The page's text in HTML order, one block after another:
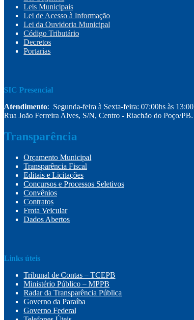
Leis Municipais
Lei de Acesso à Informação
Lei da Ouvidoria Municipal
Código Tributário
Decretos
Portarias
SIC Presencial
Atendimento: Segunda-feira à Sexta-feira: 07:00hs às
Rua João Ferreira Alves, S/N, Centro - Riachão do Poço/PB.
Transparência
Orçamento Municipal
Transparência Fiscal
Editais e Licitações
Concursos e Processos Seletivos
Convênios
Contratos
Frota Veicular
Dados Abertos
Links úteis
Tribunal de Contas – TCEPB
Ministério Público – MPPB
Radar da Transparência Pública
Governo da Paraíba
Governo Federal